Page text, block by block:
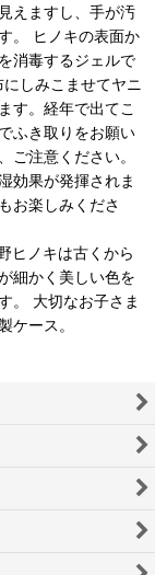
えますし、手が汚
。 ヒノキの表面か
消毒するジェルで
しみこませてヤニ
す。経年で出てこ
ふき取りをお願い
ご注意ください。
効果が発揮されま
お楽しみくださ
ヒノキは古くから
細かく美しい色を
。 大切なお子さま
ケース。